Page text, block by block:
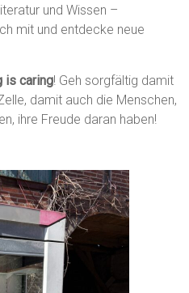
und Wissen –
mit und entdecke neue
is caring! Geh sorgfältig damit
damit auch die Menschen,
ihre Freude daran haben!